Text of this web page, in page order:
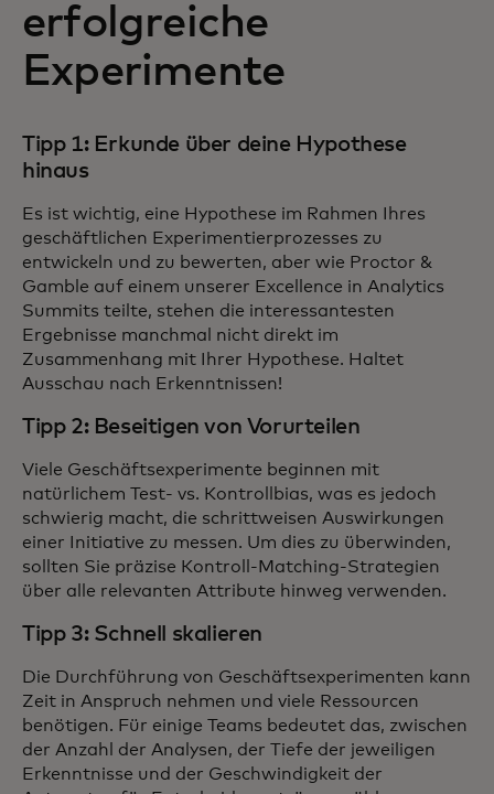
erfolgreiche
Experimente
Tipp 1: Erkunde über deine Hypothese
hinaus
Es ist wichtig, eine Hypothese im Rahmen Ihres
geschäftlichen Experimentierprozesses zu
entwickeln und zu bewerten, aber wie Proctor &
Gamble auf einem unserer Excellence in Analytics
Summits teilte, stehen die interessantesten
Ergebnisse manchmal nicht direkt im
Zusammenhang mit Ihrer Hypothese. Haltet
Ausschau nach Erkenntnissen!
Tipp 2: Beseitigen von Vorurteilen
Viele Geschäftsexperimente beginnen mit
natürlichem Test- vs. Kontrollbias, was es jedoch
schwierig macht, die schrittweisen Auswirkungen
einer Initiative zu messen. Um dies zu überwinden,
sollten Sie präzise Kontroll-Matching-Strategien
über alle relevanten Attribute hinweg verwenden.
Tipp 3: Schnell skalieren
Die Durchführung von Geschäftsexperimenten kann
Zeit in Anspruch nehmen und viele Ressourcen
benötigen. Für einige Teams bedeutet das, zwischen
der Anzahl der Analysen, der Tiefe der jeweiligen
Erkenntnisse und der Geschwindigkeit der